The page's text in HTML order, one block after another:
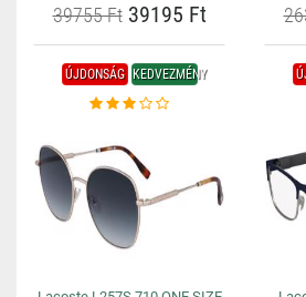
39755 Ft39195 Ft
ÚJDONSÁG KEDVEZMÉNY